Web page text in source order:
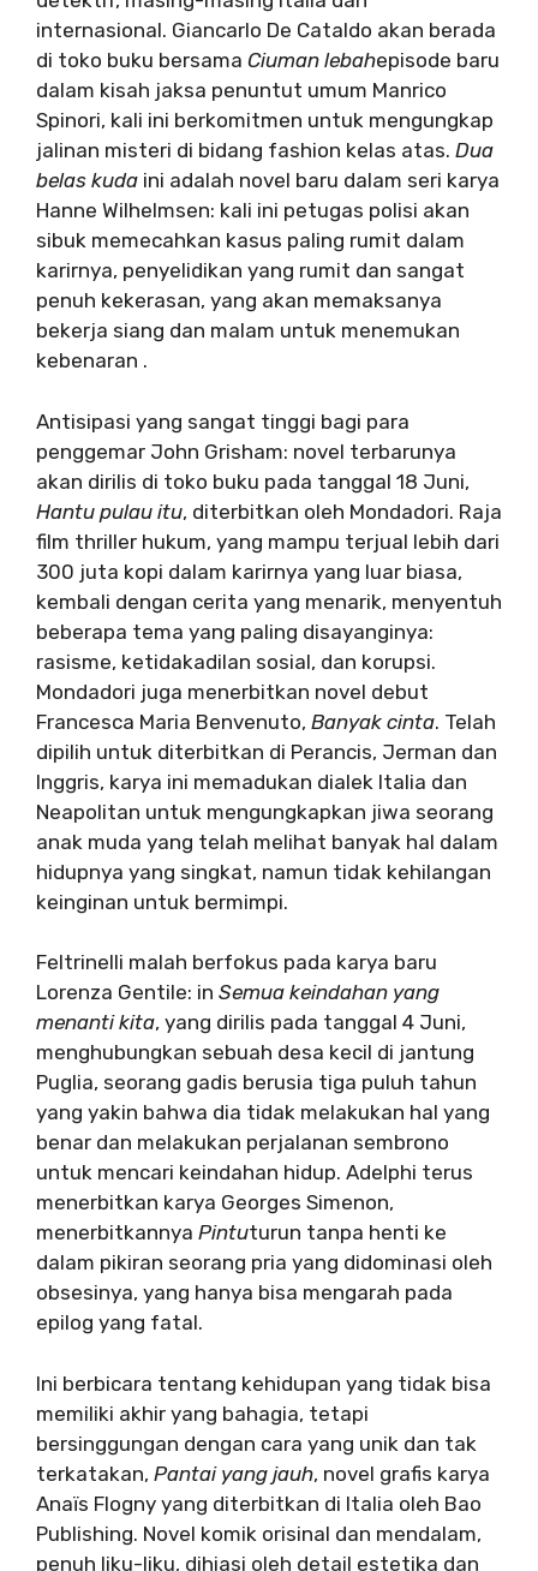
internasional. Giancarlo De Cataldo akan berada
di toko buku bersama Ciuman lebahepisode baru
dalam kisah jaksa penuntut umum Manrico
Spinori, kali ini berkomitmen untuk mengungkap
jalinan misteri di bidang fashion kelas atas. Dua
belas kuda ini adalah novel baru dalam seri karya
Hanne Wilhelmsen: kali ini petugas polisi akan
sibuk memecahkan kasus paling rumit dalam
karirnya, penyelidikan yang rumit dan sangat
penuh kekerasan, yang akan memaksanya
bekerja siang dan malam untuk menemukan
kebenaran .
Antisipasi yang sangat tinggi bagi para
penggemar John Grisham: novel terbarunya
akan dirilis di toko buku pada tanggal 18 Juni,
Hantu pulau itu, diterbitkan oleh Mondadori. Raja
film thriller hukum, yang mampu terjual lebih dari
300 juta kopi dalam karirnya yang luar biasa,
kembali dengan cerita yang menarik, menyentuh
beberapa tema yang paling disayanginya:
rasisme, ketidakadilan sosial, dan korupsi.
Mondadori juga menerbitkan novel debut
Francesca Maria Benvenuto, Banyak cinta. Telah
dipilih untuk diterbitkan di Perancis, Jerman dan
Inggris, karya ini memadukan dialek Italia dan
Neapolitan untuk mengungkapkan jiwa seorang
anak muda yang telah melihat banyak hal dalam
hidupnya yang singkat, namun tidak kehilangan
keinginan untuk bermimpi.
Feltrinelli malah berfokus pada karya baru
Lorenza Gentile: in Semua keindahan yang
menanti kita, yang dirilis pada tanggal 4 Juni,
menghubungkan sebuah desa kecil di jantung
Puglia, seorang gadis berusia tiga puluh tahun
yang yakin bahwa dia tidak melakukan hal yang
benar dan melakukan perjalanan sembrono
untuk mencari keindahan hidup. Adelphi terus
menerbitkan karya Georges Simenon,
menerbitkannya Pintuturun tanpa henti ke
dalam pikiran seorang pria yang didominasi oleh
obsesinya, yang hanya bisa mengarah pada
epilog yang fatal.
Ini berbicara tentang kehidupan yang tidak bisa
memiliki akhir yang bahagia, tetapi
bersinggungan dengan cara yang unik dan tak
terkatakan, Pantai yang jauh, novel grafis karya
Anaïs Flogny yang diterbitkan di Italia oleh Bao
Publishing. Novel komik orisinal dan mendalam,
penuh liku-liku, dihiasi oleh detail estetika dan